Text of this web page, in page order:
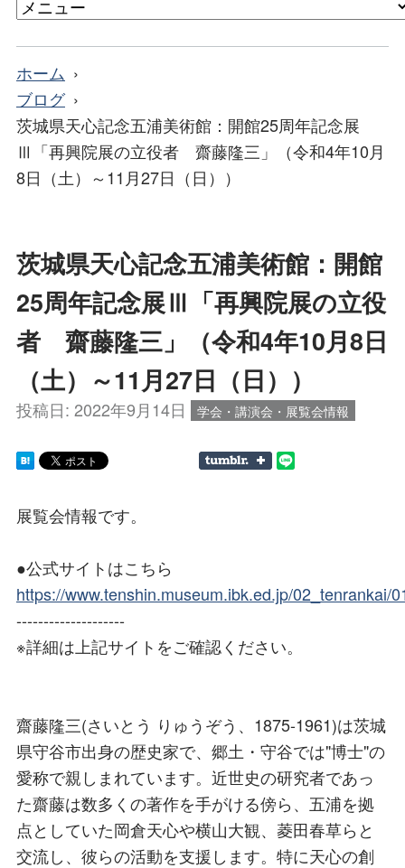
ホーム
ブログ
茨城県天心記念五浦美術館：開館25周年記念展
Ⅲ「再興院展の立役者 齋藤隆三」（令和4年10月
8日（土）～11月27日（日））
茨城県天心記念五浦美術館：開館
25周年記念展Ⅲ「再興院展の立役
者 齋藤隆三」（令和4年10月8日
（土）～11月27日（日））
投稿日: 2022年9月14日 学会・講演会・展覧会情報
展覧会情報です。
●公式サイトはこちら
https://www.tenshin.museum.ibk.ed.jp/02_tenrankai/
--------------------
※詳細は上記サイトをご確認ください。
齋藤隆三(さいとう りゅうぞう、1875-1961)は茨城
県守谷市出身の歴史家で、郷土・守谷では"博士"の
愛称で親しまれています。近世史の研究者であっ
た齋藤は数多くの著作を手がける傍ら、五浦を拠
点としていた岡倉天心や横山大観、菱田春草らと
交流し、彼らの活動を支援します。特に天心の創